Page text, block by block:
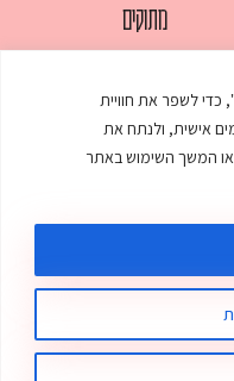
כדי לשפר את חוויית
אישית, ולנתח את
המשך השימוש באתר
מתוקים
עוגות
עוף
ובניית אתר
פרטיות